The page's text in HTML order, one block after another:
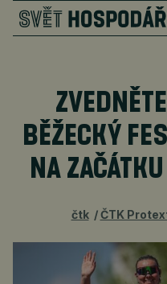
BĚŽECKÝ
NA
čtk ČTK